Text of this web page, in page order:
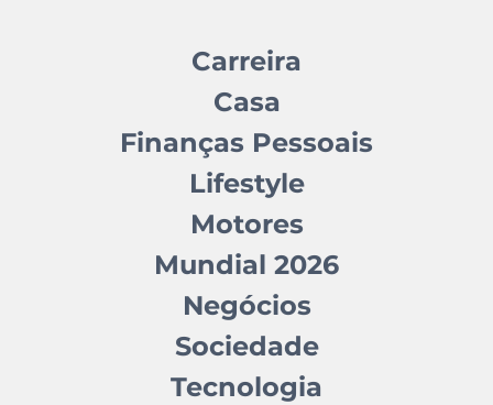
Carreira
Casa
Finanças Pessoais
Lifestyle
Motores
Mundial 2026
Negócios
Sociedade
Tecnologia